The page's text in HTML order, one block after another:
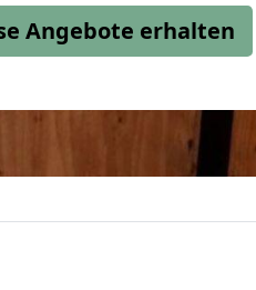
Angebote erhalten